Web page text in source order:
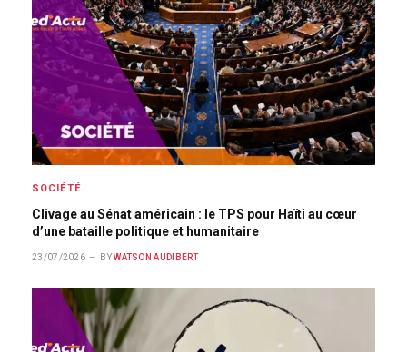
SOCIÉTÉ
Clivage au Sénat américain : le TPS pour Haïti au cœur
d’une bataille politique et humanitaire
23/07/2026 BY WATSON AUDIBERT